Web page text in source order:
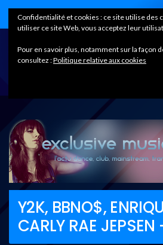
Home
Y2K, BBNO$,
CARLY RAE
Confidentialité et cookies : ce site utilise des
utiliser ce site Web, vous acceptez leur
Pour en savoir plus, notamment sur la façon
consultez :Politique relative aux cookies